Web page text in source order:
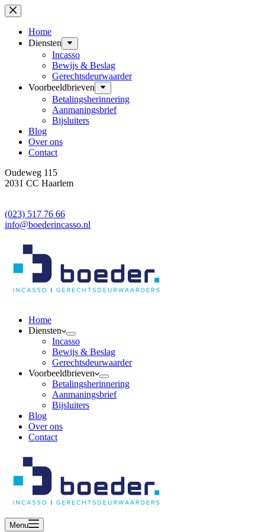
Ga
naar
inhoud
Home
Diensten
Incasso
Bewijs & Beslag
Gerechtsdeurwaarder
Voorbeeldbrieven
Betalingsherinnering
Aanmaningsbrief
Bijsluiters
Blog
Over ons
Contact
Oudeweg 115
2031 CC Haarlem
(023) 517 76 66
info@boederincasso.nl
Home
Diensten
Incasso
Bewijs & Beslag
Gerechtsdeurwaarder
Voorbeeldbrieven
Betalingsherinnering
Aanmaningsbrief
Bijsluiters
Blog
Over ons
Contact
Menu